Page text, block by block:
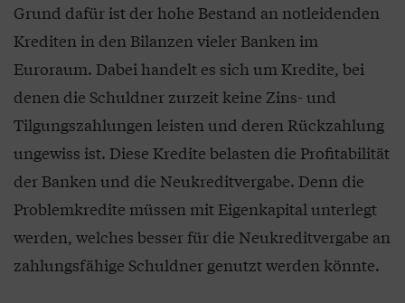
Grund dafür ist der hohe Bestand an notleidenden
Krediten in den Bilanzen vieler Banken im
Euroraum. Dabei handelt es sich um Kredite, bei
denen die Schuldner zurzeit keine Zins- und
Tilgungszahlungen leisten und deren Rückzahlung
ungewiss ist. Diese Kredite belasten die Profitabilität
der Banken und die Neukreditvergabe. Denn die
Problemkredite müssen mit Eigenkapital unterlegt
werden, welches besser für die Neukreditvergabe an
zahlungsfähige Schuldner genutzt werden könnte.